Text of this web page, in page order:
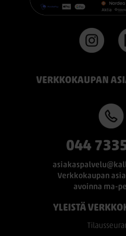
VERKKOKAUPAN
044
Verkkokaupan
avoinna ma-
YLEISTÄ